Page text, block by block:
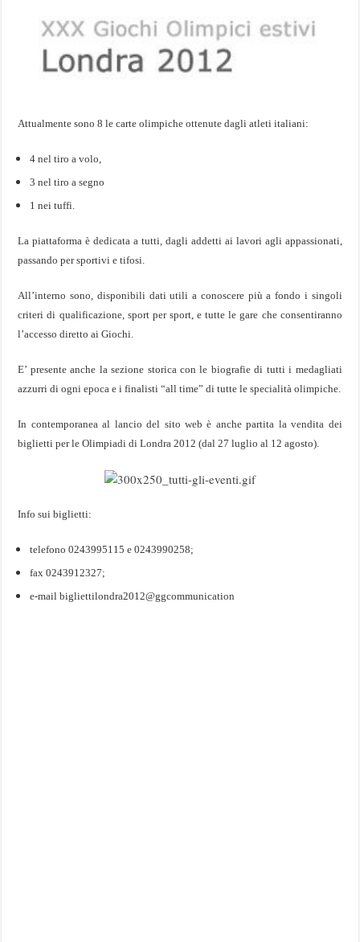
Attualmente sono 8 le carte olimpiche ottenute dagli atleti italiani:
4 nel tiro a volo,
3 nel tiro a segno
1 nei tuffi.
La piattaforma è dedicata a tutti, dagli addetti ai lavori agli appassionati,
passando per sportivi e tifosi.
All’interno sono, disponibili dati utili a conoscere più a fondo i singoli
criteri di qualificazione, sport per sport, e tutte le gare che consentiranno
l’accesso diretto ai Giochi.
E’ presente anche la sezione storica con le biografie di tutti i medagliati
azzurri di ogni epoca e i finalisti “all time” di tutte le specialità olimpiche.
In contemporanea al lancio del sito web è anche partita la vendita dei
biglietti per le Olimpiadi di Londra 2012 (dal 27 luglio al 12 agosto).
Info sui biglietti:
telefono 0243995115 e 0243990258;
fax 0243912327;
e-mailbigliettilondra2012@ggcommunication